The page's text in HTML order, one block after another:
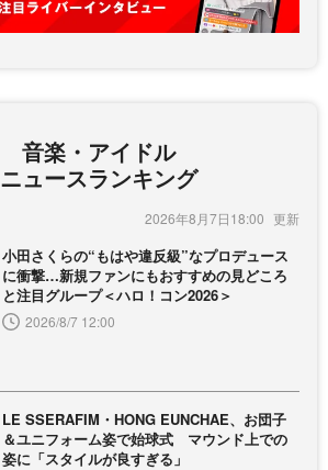
音楽・アイドル
ニュースランキング
2026年8月7日18:00
小田さくらの“もはや違反級”なプロデュース
に衝撃…新規ファンにもおすすめの見どころ
と注目グループ＜ハロ！コン2026＞
2026/8/7 12:00
LE SSERAFIM・HONG EUNCHAE、お団子
＆ユニフォーム姿で始球式 マウンド上での
姿に「スタイルが良すぎる」